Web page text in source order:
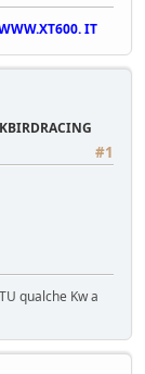
IT
#1
qualche Kw a